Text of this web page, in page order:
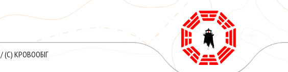
/ (С) КРОВООБІГ